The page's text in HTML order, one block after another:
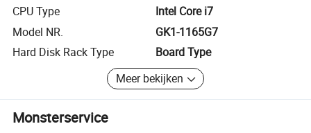
CPU Type
Intel Core i7
Model NR.
GK1-1165G7
Hard Disk Rack Type
Board Type
Meer bekijken
Monsterservice